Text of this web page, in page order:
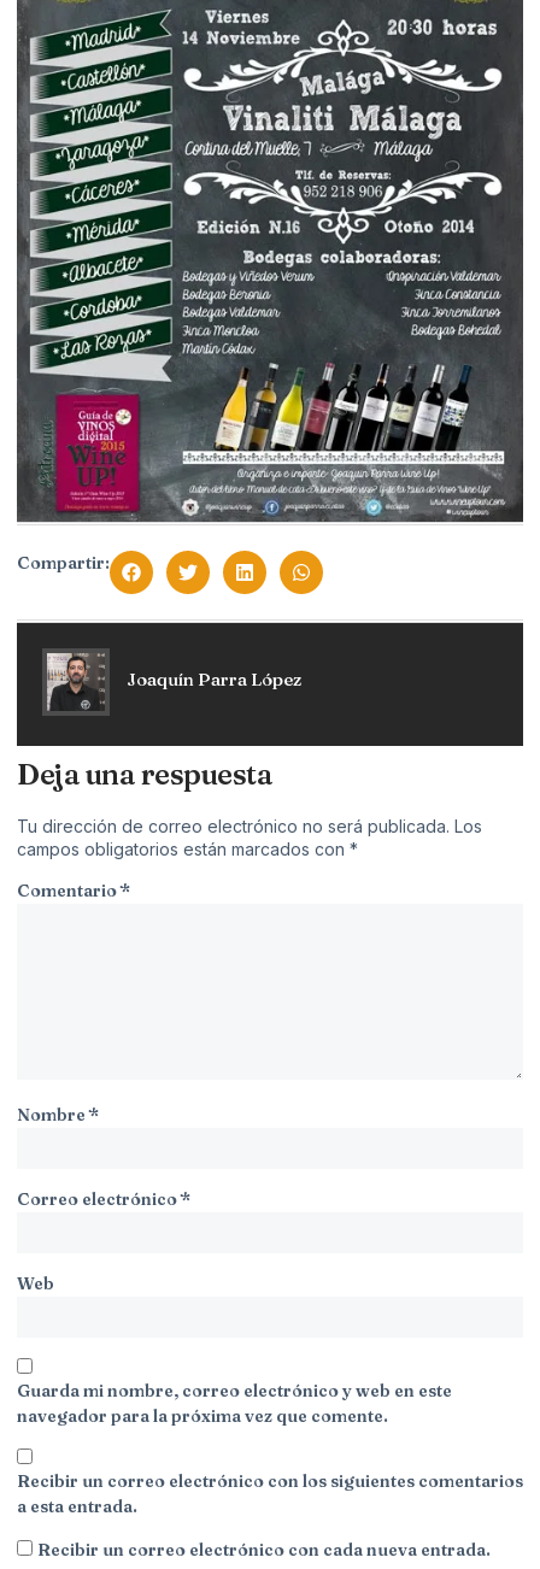
Compartir:
Joaquín Parra López
Deja una respuesta
Tu dirección de correo electrónico no será publicada. Los
campos obligatorios están marcados con *
Comentario*
Nombre*
Correo electrónico*
Web
Guarda mi nombre, correo electrónico y web en este
navegador para la próxima vez que comente.
Recibir un correo electrónico con los siguientes comentarios
a esta entrada.
Recibir un correo electrónico con cada nueva entrada.